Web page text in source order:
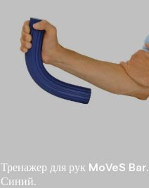
Тренажер для рук MoVeS Bar.
Синий.